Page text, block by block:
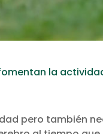
la
pero también